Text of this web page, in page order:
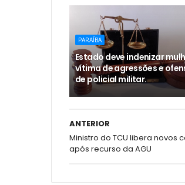
PARAÍBA
Estado deve indenizar
vítima de agressões e
de policial militar.
ANTERIOR
Ministro do TCU libera novos
após recurso da AGU